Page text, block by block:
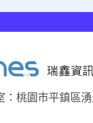
：桃園市平鎮區